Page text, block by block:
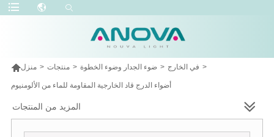
منزل > منتجات > ضوء الجدار وضوء الخطوة > في الخارج >
أضواء الدرج قاد الخارجية المقاومة للماء من الألومنيوم
المزيد من المنتجات